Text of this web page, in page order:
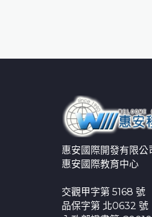
惠安國際開發有限公
惠安國際教育中心
交觀甲字第 5168 號
品保字第 北0632 號